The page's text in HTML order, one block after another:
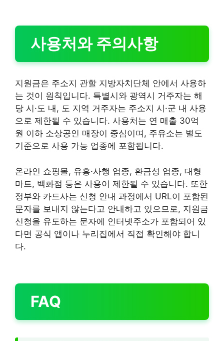
사용처와 주의사항
지원금은 주소지 관할 지방자치단체 안에서 사용하
는 것이 원칙입니다. 특별시와 광역시 거주자는 해
당 시·도 내, 도 지역 거주자는 주소지 시·군 내 사용
으로 제한될 수 있습니다. 사용처는 연 매출 30억
원 이하 소상공인 매장이 중심이며, 주유소는 별도
기준으로 사용 가능 업종에 포함됩니다.
온라인 쇼핑몰, 유흥·사행 업종, 환금성 업종, 대형
마트, 백화점 등은 사용이 제한될 수 있습니다. 또한
정부와 카드사는 신청 안내 과정에서 URL이 포함된
문자를 보내지 않는다고 안내하고 있으므로, 지원금
신청을 유도하는 문자에 인터넷주소가 포함되어 있
다면 공식 앱이나 누리집에서 직접 확인해야 합니
다.
FAQ